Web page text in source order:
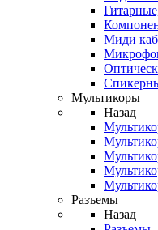
Миди
Мультикоры
Назад
Разъемы
Назад